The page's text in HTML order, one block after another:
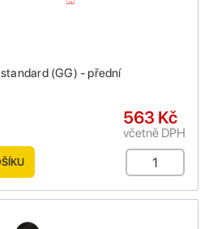
(GG) - přední
563 Kč
včetně DPH